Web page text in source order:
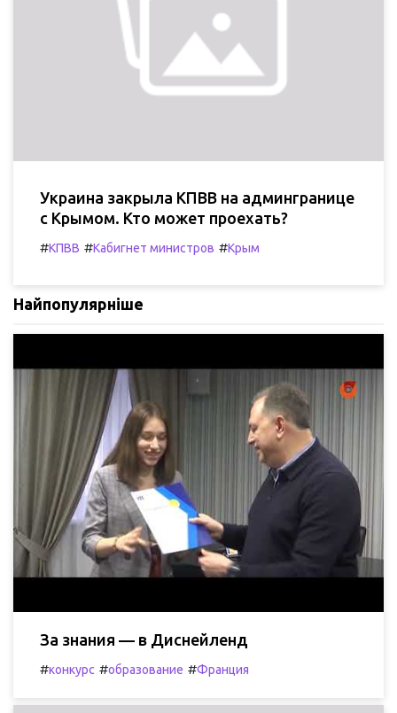
Украина закрыла КПВВ на админгранице
с Крымом. Кто может проехать?
#КПВВ #Кабигнет министров #Крым
Найпопулярніше
За знания — в Диснейленд
#конкурс #образование #Франция